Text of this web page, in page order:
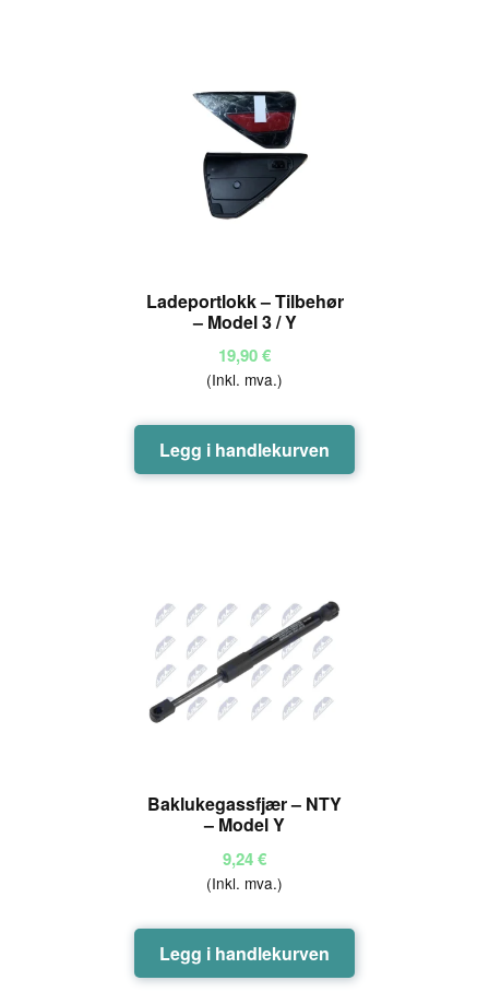
Ladeportlokk – Tilbehør
– Model 3 / Y
19,90€
(Inkl. mva.)
Legg i handlekurven
Baklukegassfjær – NTY
– Model Y
9,24€
(Inkl. mva.)
Legg i handlekurven